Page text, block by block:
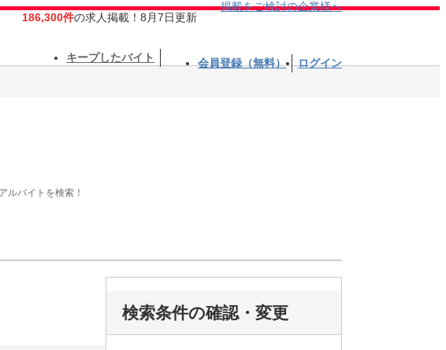
186,300件の求人掲載！8月7日更新
掲載をご検討の企業様へ
キープしたバイト 会員登録（無料） ログイン
ルバイトを検索！
検索条件の確認・変更